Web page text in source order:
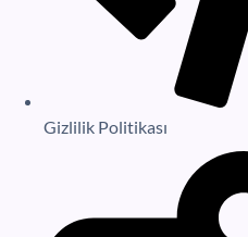
Gizlilik Politikası